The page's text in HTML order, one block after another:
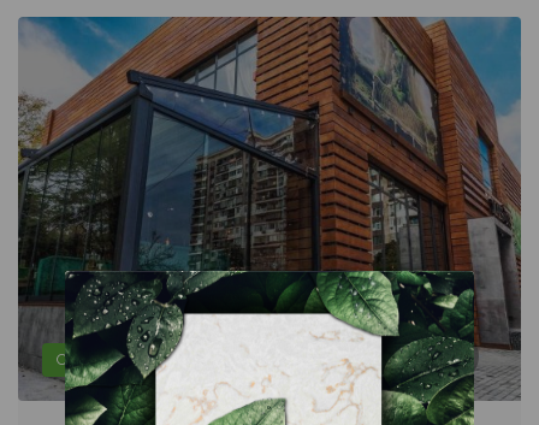
Озеленяване, Поливни системи